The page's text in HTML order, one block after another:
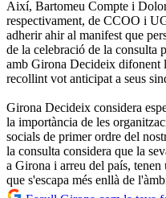
Així, Bartomeu Compte i
respectivament, de CCOO i
adherir ahir al manifest que
de la celebració de la consulta
amb Girona Decideix difonent
recollint vot anticipat a seus
Girona Decideix considera
la importància de les
socials de primer ordre del
la consulta considera que la
a Girona i arreu del país, tenen
que s'escapa més enllà de